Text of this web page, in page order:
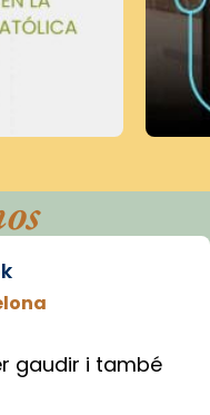
gaudir i també